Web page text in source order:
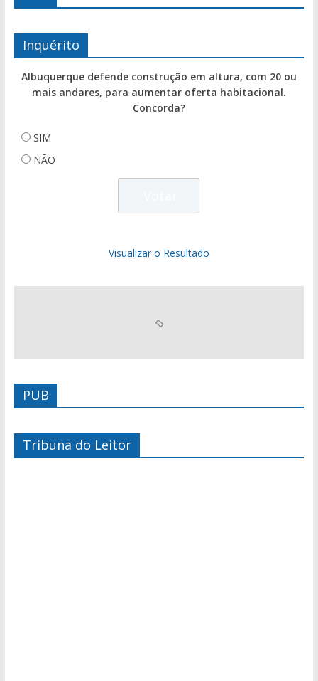
Inquérito
Albuquerque defende construção em altura, com 20 ou
mais andares, para aumentar oferta habitacional.
Concorda?
SIM
NÃO
Visualizar o Resultado
PUB
Tribuna do Leitor